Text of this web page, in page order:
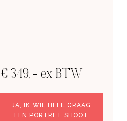
€ 349,- ex BTW
JA, IK WIL HEEL GRAAG
EEN PORTRET SHOOT